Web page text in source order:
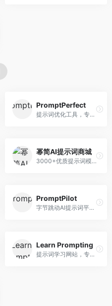
PromptPerfect
提示词优化工具，专注于提示词质量提升。面向AI用户，提供提示词优化、效果测试、版本对比等服务，提示词优化专业。
幂简AI提示词商城
3000+优质提示词模板平台，专注于中文提示词。面向中文AI用户，提供提示词模板、分类检索、一键使用等服务，中文提示词丰富。
PromptPilot
字节跳动AI提示词平台，专注于提示词优化与管理。面向AI用户，提供提示词优化、效果测试、团队协作等服务，企业级功能完善。
Learn Prompting
提示词学习网站，专注于提示词工程教育。面向AI学习者，提供提示词教程、最佳实践、案例研究等资源，教学内容系统。